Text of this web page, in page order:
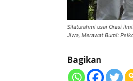
Silaturahmi usai Orasi
Jiwa, Merawat Bumi:
Bagikan